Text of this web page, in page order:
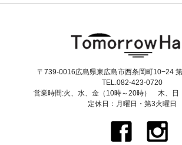
〒739-0016広島県東広島市西条岡町10−24
TEL.082-423-0720
営業時間:火、水、金（10時～20時） 木、日
定休日：月曜日・第3火曜日